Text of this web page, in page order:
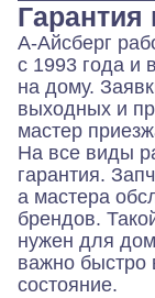
Гарантия
А-Айсберг
с 1993 года и
на дому.
выходных и
мастер
На все виды
гарантия.
а мастера
брендов.
нужен для
важно быстро
состояние.